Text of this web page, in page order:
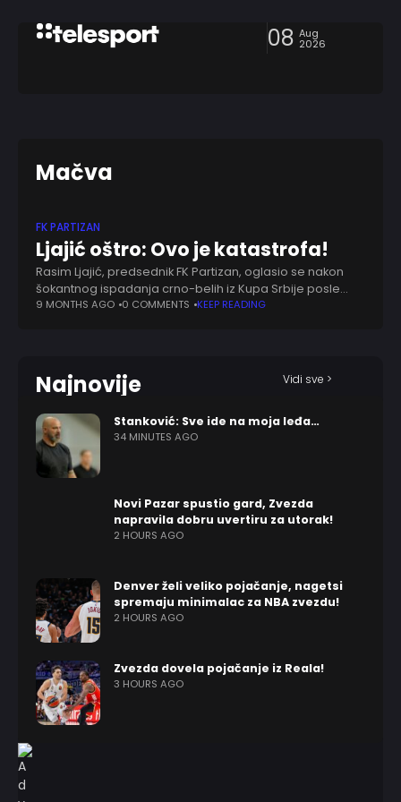
08 Aug
2026
Mačva
FK PARTIZAN
Ljajić oštro: Ovo je katastrofa!
Rasim Ljajić, predsednik FK Partizan, oglasio se nakon
šokantnog ispadanja crno-belih iz Kupa Srbije posle
poraza od drugoligaša Mačve. Ovaj rezultat izazvao je
9 MONTHS AGO 0 COMMENTS KEEP READING
Najnovije Vidi sve >
Stanković: Sve ide na moja leđa…
34 MINUTES AGO
Novi Pazar spustio gard, Zvezda
napravila dobru uvertiru za utorak!
2 HOURS AGO
Denver želi veliko pojačanje, nagetsi
spremaju minimalac za NBA zvezdu!
2 HOURS AGO
Zvezda dovela pojačanje iz Reala!
3 HOURS AGO